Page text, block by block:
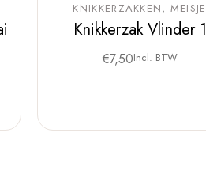
KNIKKERZAKKEN MEISJE
Knikkerzak Vlinder 1
€7,50Incl. BTW